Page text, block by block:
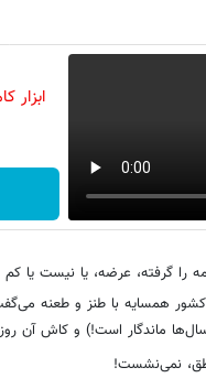
ابزار
را گرفته، عرضه، یا نیست یا
همسایه با طنز و طعنه
ماندگار است!) و کاش آن
نمی‌نشست!